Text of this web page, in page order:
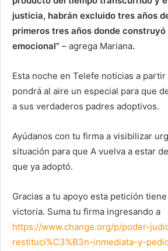
justicia, habrán excluido tres años
primeros tres años donde
emocional” – agrega Mariana.
Esta noche en Telefe noticias a
pondrá al aire un especial para que
a sus verdaderos padres adoptivos.
Ayúdanos con tu firma a visibilizar
situación para que A vuelva a estar
que ya adoptó.
Gracias a tu apoyo esta petición
victoria. Suma tu firma ingresando a
https://www.change.org/p/poder-
restituci%C3%B3n-inmediata-y-